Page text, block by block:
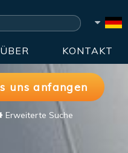
ÜBER KONTAKT
Erweiterte Suche